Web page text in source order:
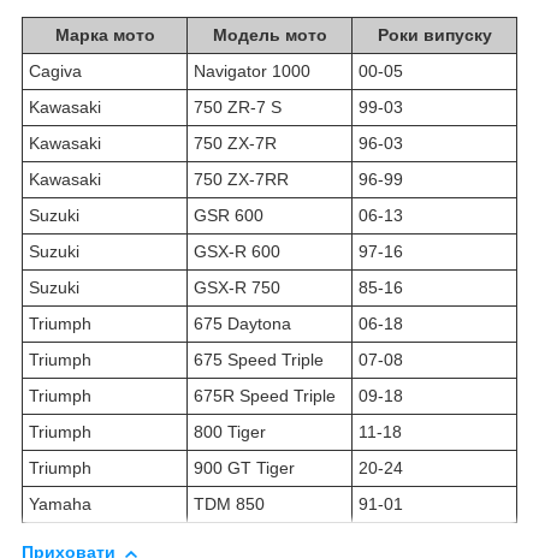
Марка мото Модель мото
Роки випуску
Cagiva
Navigator 1000
00-05
Kawasaki
750 ZR-7 S
99-03
Kawasaki
750 ZX-7R
96-03
Kawasaki
750 ZX-7RR
96-99
Suzuki
GSR 600
06-13
Suzuki
GSX-R 600
97-16
Suzuki
GSX-R 750
85-16
Triumph
675 Daytona
06-18
Triumph
675 Speed Triple
07-08
Triumph
675R Speed Triple
09-18
Triumph
800 Tiger
11-18
Triumph
900 GT Tiger
20-24
Yamaha
TDM 850 91-01
Приховати